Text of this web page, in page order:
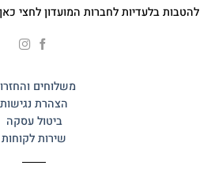
להטבות בלעדיות לחברות המועדון לחצי כאן
משלוחים
הצהרת נגישות
ביטול עסקה
שירות לקוחות